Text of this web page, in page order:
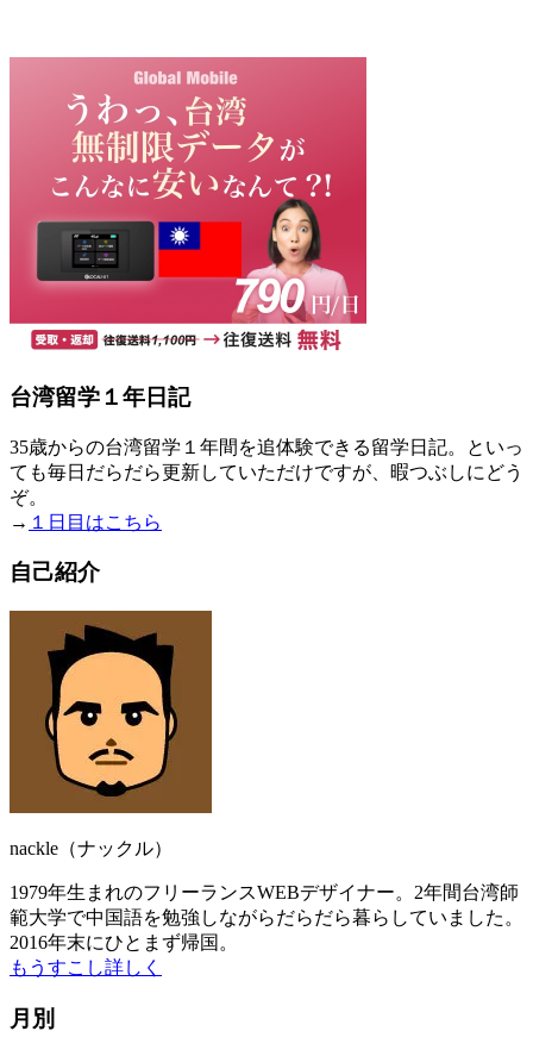
台湾留学１年日記
35歳からの台湾留学１年間を追体験できる留学日記。といっ
ても毎日だらだら更新していただけですが、暇つぶしにどう
ぞ。
→ １日目はこちら
自己紹介
nackle（ナックル）
1979年生まれのフリーランスWEBデザイナー。2年間台湾師
範大学で中国語を勉強しながらだらだら暮らしていました。
2016年末にひとまず帰国。
もうすこし詳しく
月別